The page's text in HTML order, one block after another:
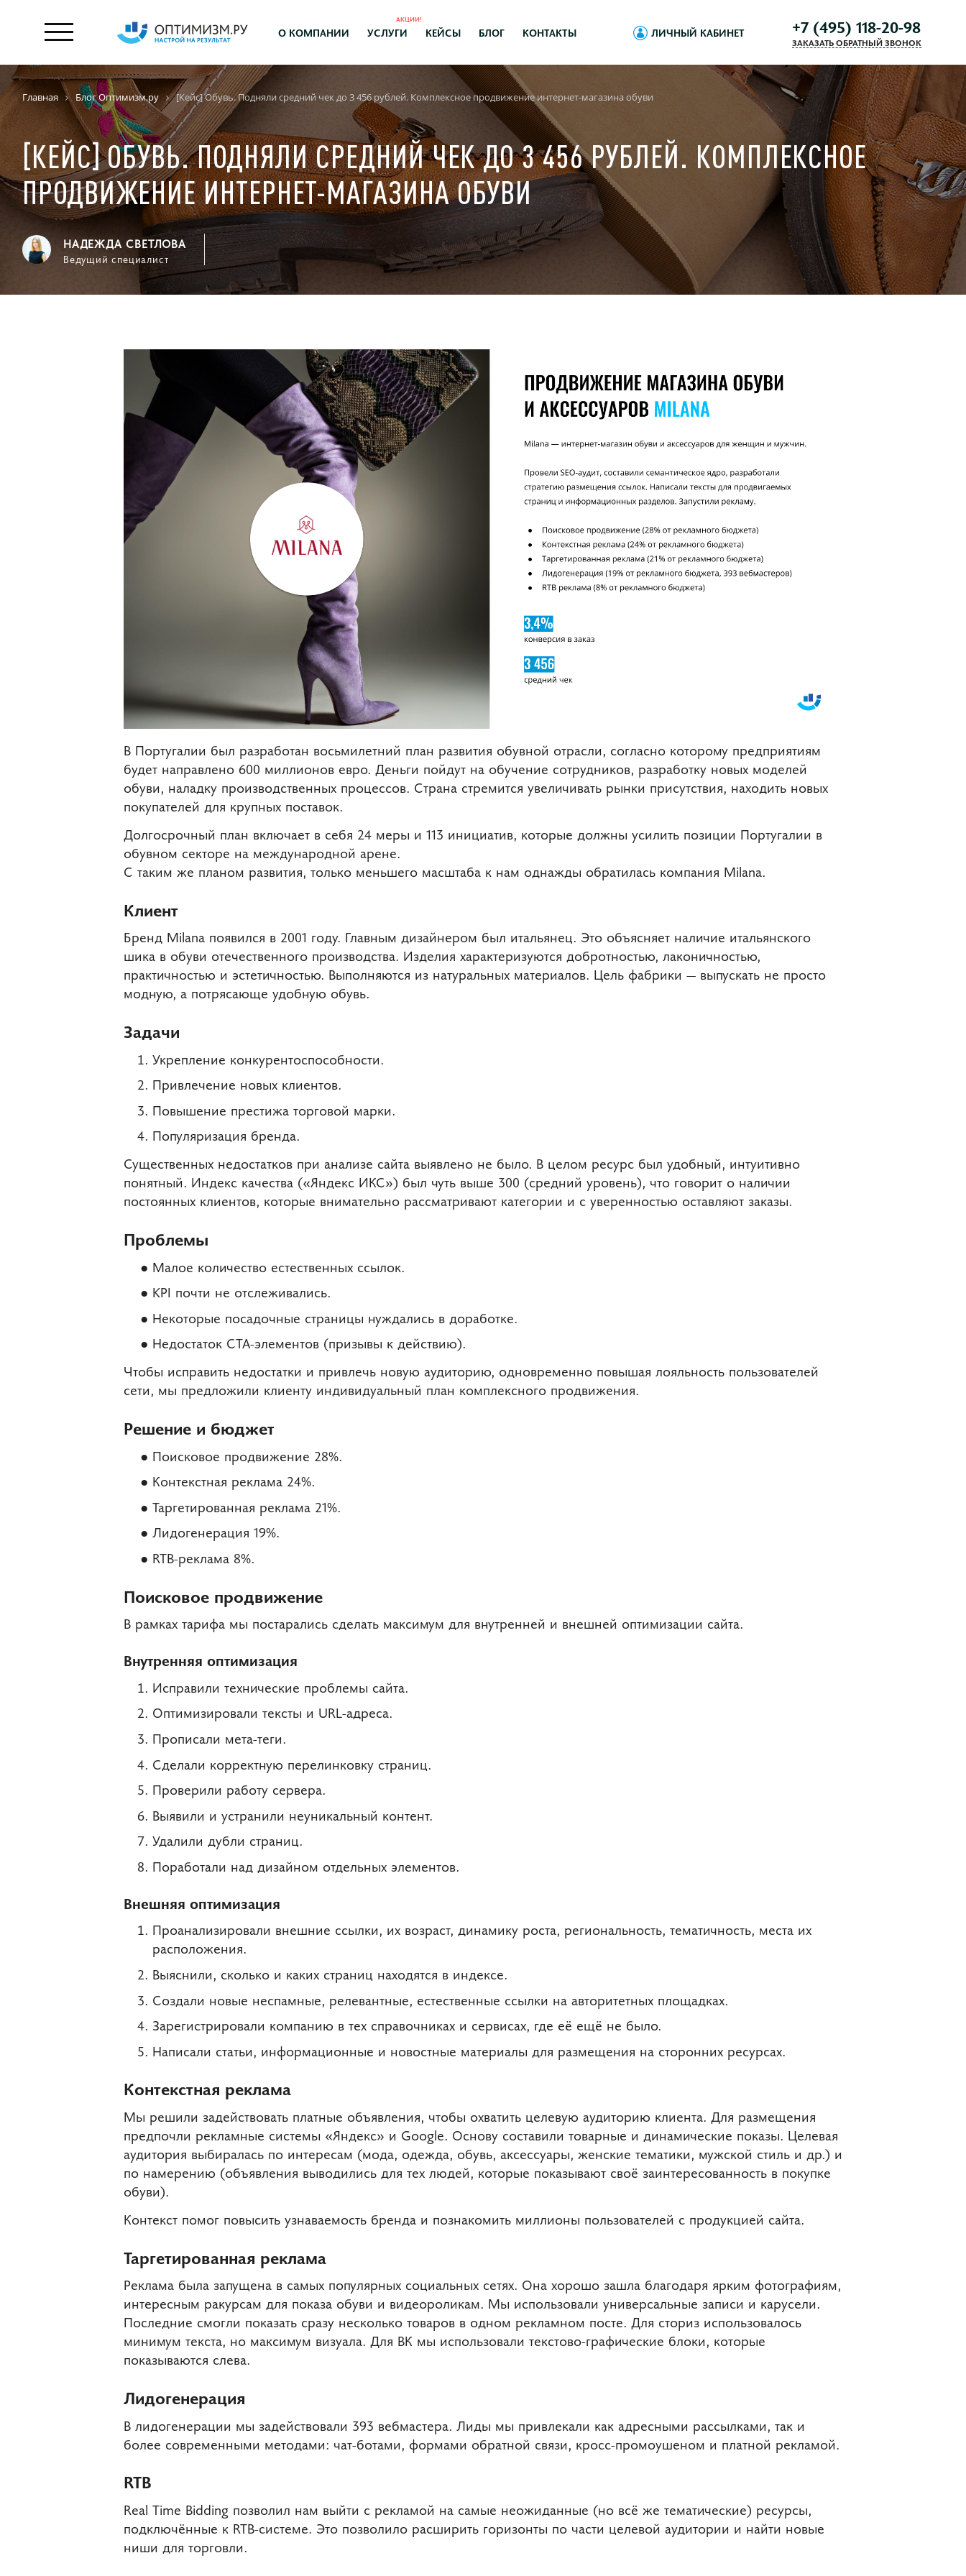
О КОМПАНИИ УСЛУГИ
АКЦИИ!
КЕЙСЫ БЛОГ КОНТАКТЫ ЛИЧНЫЙ КАБИНЕТ +7 (495) 118-20-98
ЗАКАЗАТЬ ОБРАТНЫЙ ЗВОНОК
Главная Блог Оптимизм.ру [Кейс] Обувь. Подняли средний чек до 3 456 рублей. Комплексное продвижение интернет-магазина обуви
[КЕЙС] ОБУВЬ. ПОДНЯЛИ СРЕДНИЙ ЧЕК ДО 3 456 РУБЛЕЙ. КОМПЛЕКСНОЕ
ПРОДВИЖЕНИЕ ИНТЕРНЕТ-МАГАЗИНА ОБУВИ
НАДЕЖДА СВЕТЛОВА
Ведущий специалист
В Португалии был разработан восьмилетний план развития обувной отрасли, согласно которому предприятиям
будет направлено 600 миллионов евро. Деньги пойдут на обучение сотрудников, разработку новых моделей
обуви, наладку производственных процессов. Страна стремится увеличивать рынки присутствия, находить новых
покупателей для крупных поставок.
Долгосрочный план включает в себя 24 меры и 113 инициатив, которые должны усилить позиции Португалии в
обувном секторе на международной арене.
С таким же планом развития, только меньшего масштаба к нам однажды обратилась компания Milana.
Клиент
Бренд Milana появился в 2001 году. Главным дизайнером был итальянец. Это объясняет наличие итальянского
шика в обуви отечественного производства. Изделия характеризуются добротностью, лаконичностью,
практичностью и эстетичностью. Выполняются из натуральных материалов. Цель фабрики — выпускать не просто
модную, а потрясающе удобную обувь.
Задачи
Укрепление конкурентоспособности.
Привлечение новых клиентов.
Повышение престижа торговой марки.
Популяризация бренда.
Существенных недостатков при анализе сайта выявлено не было. В целом ресурс был удобный, интуитивно
понятный. Индекс качества («Яндекс ИКС») был чуть выше 300 (средний уровень), что говорит о наличии
постоянных клиентов, которые внимательно рассматривают категории и с уверенностью оставляют заказы.
Проблемы
Малое количество естественных ссылок.
KPI почти не отслеживались.
Некоторые посадочные страницы нуждались в доработке.
Недостаток CTA-элементов (призывы к действию).
Чтобы исправить недостатки и привлечь новую аудиторию, одновременно повышая лояльность пользователей
сети, мы предложили клиенту индивидуальный план комплексного продвижения.
Решение и бюджет
Поисковое продвижение 28%.
Контекстная реклама 24%.
Таргетированная реклама 21%.
Лидогенерация 19%.
RTB-реклама 8%.
Поисковое продвижение
В рамках тарифа мы постарались сделать максимум для внутренней и внешней оптимизации сайта.
Внутренняя оптимизация
Исправили технические проблемы сайта.
Оптимизировали тексты и URL-адреса.
Прописали мета-теги.
Сделали корректную перелинковку страниц.
Проверили работу сервера.
Выявили и устранили неуникальный контент.
Удалили дубли страниц.
Поработали над дизайном отдельных элементов.
Внешняя оптимизация
Проанализировали внешние ссылки, их возраст, динамику роста, региональность, тематичность, места их
расположения.
Выяснили, сколько и каких страниц находятся в индексе.
Создали новые неспамные, релевантные, естественные ссылки на авторитетных площадках.
Зарегистрировали компанию в тех справочниках и сервисах, где её ещё не было.
Написали статьи, информационные и новостные материалы для размещения на сторонних ресурсах.
Контекстная реклама
Мы решили задействовать платные объявления, чтобы охватить целевую аудиторию клиента. Для размещения
предпочли рекламные системы «Яндекс» и Google. Основу составили товарные и динамические показы. Целевая
аудитория выбиралась по интересам (мода, одежда, обувь, аксессуары, женские тематики, мужской стиль и др.) и
по намерению (объявления выводились для тех людей, которые показывают своё заинтересованность в покупке
обуви).
Контекст помог повысить узнаваемость бренда и познакомить миллионы пользователей с продукцией сайта.
Таргетированная реклама
Реклама была запущена в самых популярных социальных сетях. Она хорошо зашла благодаря ярким фотографиям,
интересным ракурсам для показа обуви и видеороликам. Мы использовали универсальные записи и карусели.
Последние смогли показать сразу несколько товаров в одном рекламном посте. Для сториз использовалось
минимум текста, но максимум визуала. Для ВК мы использовали текстово-графические блоки, которые
показываются слева.
Лидогенерация
В лидогенерации мы задействовали 393 вебмастера. Лиды мы привлекали как адресными рассылками, так и
более современными методами: чат-ботами, формами обратной связи, кросс-промоушеном и платной рекламой.
RTB
Real Time Bidding позволил нам выйти с рекламой на самые неожиданные (но всё же тематические) ресурсы,
подключённые к RTB-системе. Это позволило расширить горизонты по части целевой аудитории и найти новые
ниши для торговли.